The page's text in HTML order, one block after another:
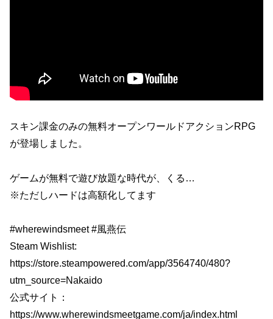
スキン課金のみの無料オープンワールドアクションRPG
が登場しました。
ゲームが無料で遊び放題な時代が、くる…
※ただしハードは高額化してます
#wherewindsmeet #風燕伝
Steam Wishlist:
https://store.steampowered.com/app/3564740/480?
utm_source=Nakaido
公式サイト：
https://www.wherewindsmeetgame.com/ja/index.html